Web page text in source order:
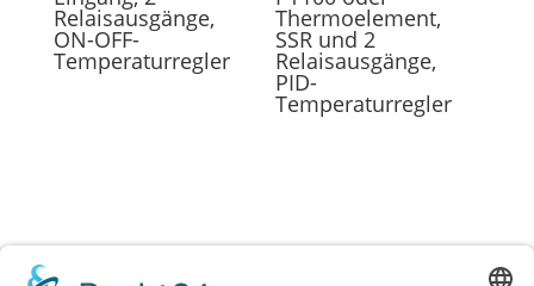
Relaisausgänge,
ON-OFF-
Temperaturregler
Thermoelement,
SSR und 2
Relaisausgänge,
PID-
Temperaturregler